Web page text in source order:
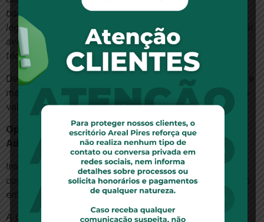
banco não nega tais fatos, centrando sua defesa na
legitimidade da contratação, a qual, reforce-se, não foi
avençada pelo autor, conforme conclusão de perícia
técnica.”
Dessa forma, negou provimento ao recurso do banco e
majorou os honorários advocatícios para 20% sobre o
valor da condenação.
Opinião, por Regina Silva, advogada da Areal Pires
Advogados
Instituição Financeira terá que pagar R$ 10 mil a um
correntista por ter efetuado descontos de empréstimo
em sua aposentadoria.
A decisão da 22ª câmara de Direito Privado do TJ/SP